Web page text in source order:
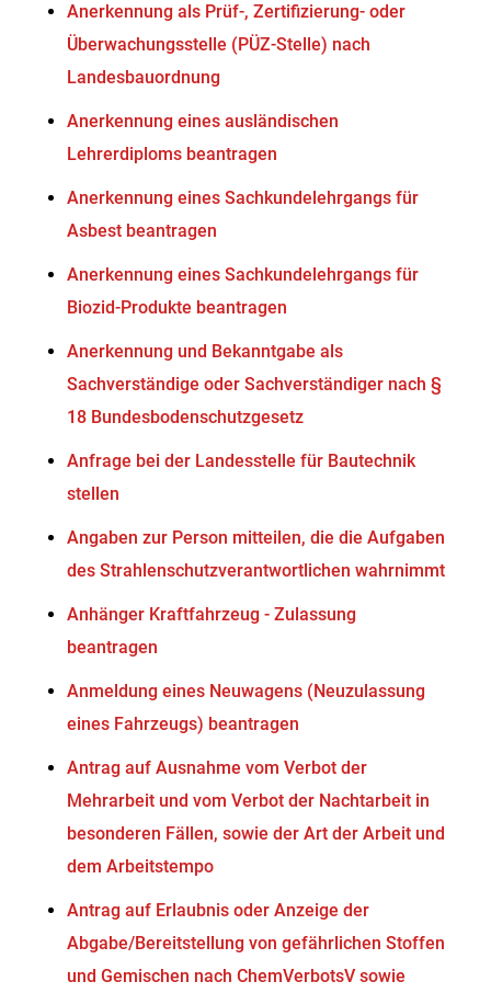
Anerkennung als Prüf-, Zertifizierung- oder
Überwachungsstelle (PÜZ-Stelle) nach
Landesbauordnung
Anerkennung eines ausländischen
Lehrerdiploms beantragen
Anerkennung eines Sachkundelehrgangs für
Asbest beantragen
Anerkennung eines Sachkundelehrgangs für
Biozid-Produkte beantragen
Anerkennung und Bekanntgabe als
Sachverständige oder Sachverständiger nach §
18 Bundesbodenschutzgesetz
Anfrage bei der Landesstelle für Bautechnik
stellen
Angaben zur Person mitteilen, die die Aufgaben
des Strahlenschutzverantwortlichen wahrnimmt
Anhänger Kraftfahrzeug - Zulassung
beantragen
Anmeldung eines Neuwagens (Neuzulassung
eines Fahrzeugs) beantragen
Antrag auf Ausnahme vom Verbot der
Mehrarbeit und vom Verbot der Nachtarbeit in
besonderen Fällen, sowie der Art der Arbeit und
dem Arbeitstempo
Antrag auf Erlaubnis oder Anzeige der
Abgabe/Bereitstellung von gefährlichen Stoffen
und Gemischen nach ChemVerbotsV sowie